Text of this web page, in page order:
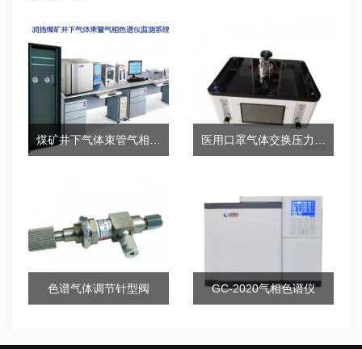
色谱气体调节针型阀 GC-2020气相色谱仪